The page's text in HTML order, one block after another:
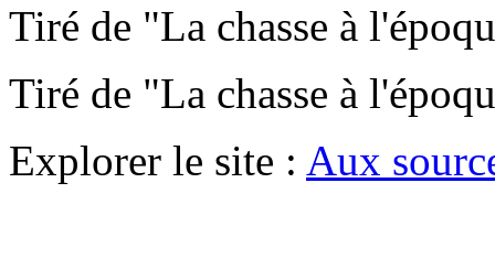
Tiré de "La chasse à
Tiré de "La chasse à
Explorer le site : Aux